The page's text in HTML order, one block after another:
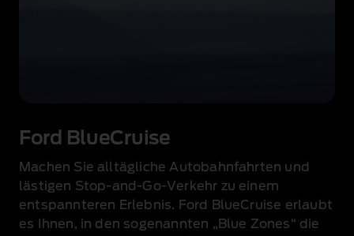
Fahrer
eines
Ford
Kuga
in
limitierter
Auflage
Ford BlueCruise
Machen Sie alltägliche Autobahnfahrten und
lästigen Stop‑and‑Go‑Verkehr zu einem
entspannteren Erlebnis. Ford BlueCruise erlaubt
es Ihnen, in den sogenannten „Blue Zones“ die